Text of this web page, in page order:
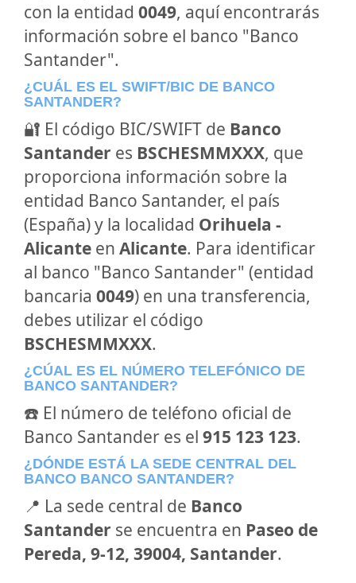
con la entidad 0049, aquí encontrarás
información sobre el banco "Banco
Santander".
¿CUÁL ES EL SWIFT/BIC DE BANCO
SANTANDER?
🔐 El código BIC/SWIFT de Banco
Santander es BSCHESMMXXX, que
proporciona información sobre la
entidad Banco Santander, el país
(España) y la localidad Orihuela -
Alicante en Alicante. Para identificar
al banco "Banco Santander" (entidad
bancaria 0049) en una transferencia,
debes utilizar el código
BSCHESMMXXX.
¿CÚAL ES EL NÚMERO TELEFÓNICO DE
BANCO SANTANDER?
☎️ El número de teléfono oficial de
Banco Santander es el 915 123 123.
¿DÓNDE ESTÁ LA SEDE CENTRAL DEL
BANCO BANCO SANTANDER?
📍 La sede central de Banco
Santander se encuentra en Paseo de
Pereda, 9-12, 39004, Santander.